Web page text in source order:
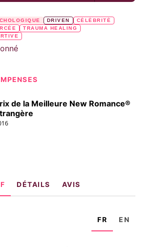
DRIVEN
CÉLÉBRITÉ
TRAUMA HEALING
de la Meilleure New Romance®
DÉTAILS AVIS
FR EN